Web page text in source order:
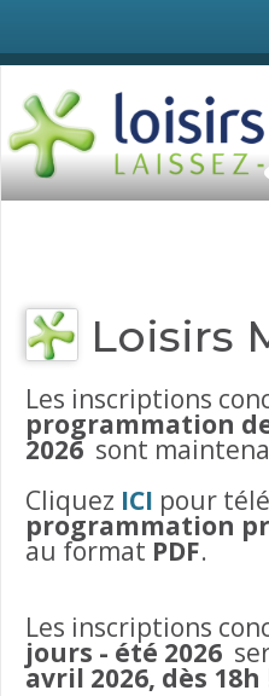
Loisirs
Les inscriptions
programmation
2026sont
Cliquez ICI pour
programmation
au format PDF.
Les inscriptions
jours - été 2026
avril 2026, dès 18h